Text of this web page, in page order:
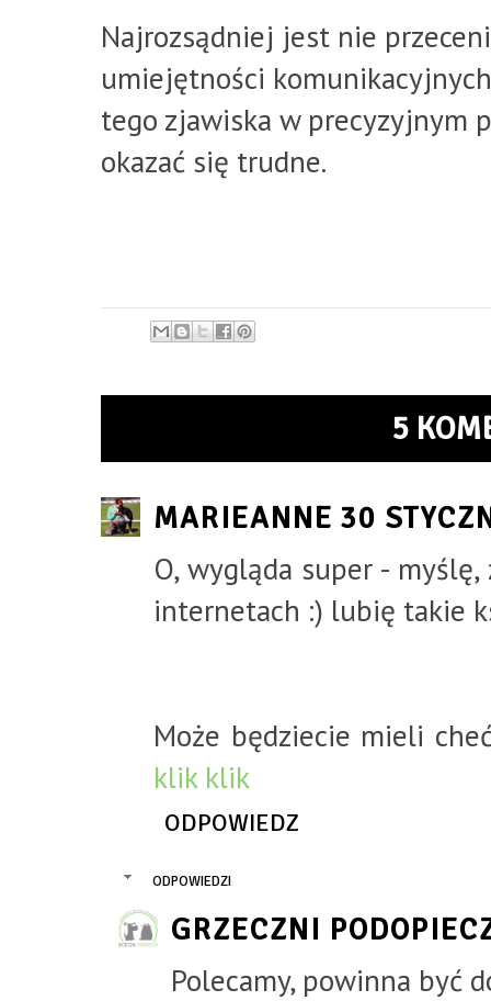
Najrozsądniej jest nie
umiejętności
tego zjawiska w precyzyjnym
okazać się trudne.
5
MARIEANNE 30
O, wygląda super -
internetach :) lubię takie
Może będziecie mieli
klik klik
ODPOWIEDZ
ODPOWIEDZI
GRZECZNI
Polecamy, powinna być